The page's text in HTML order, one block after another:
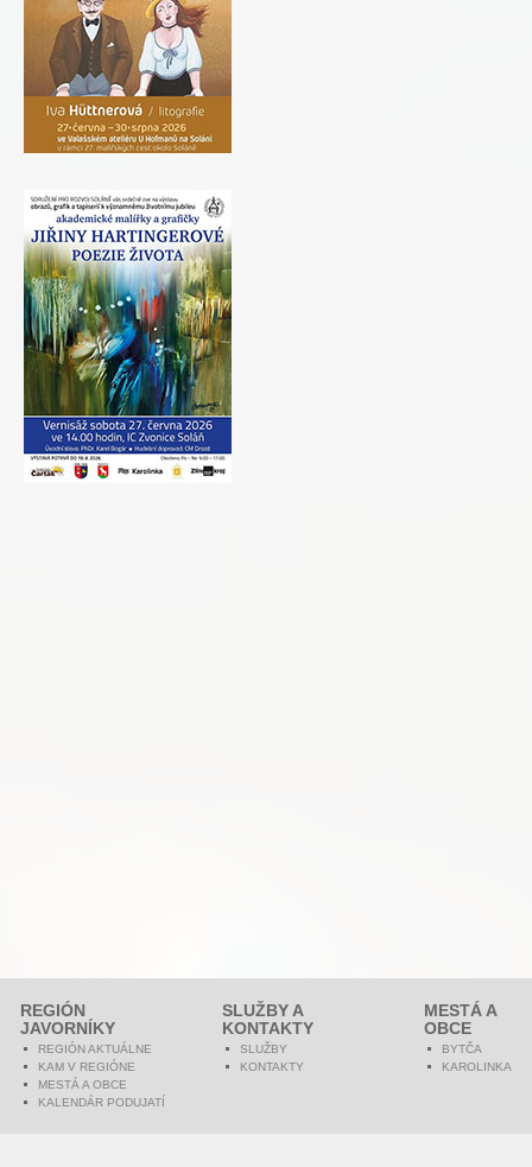
REGIÓN
JAVORNÍKY
REGIÓN AKTUÁLNE
KAM V REGIÓNE
MESTÁ A OBCE
KALENDÁR PODUJATÍ
SLUŽBY A
KONTAKTY
SLUŽBY
KONTAKTY
MESTÁ A
OBCE
BYTČA
KAROLINKA